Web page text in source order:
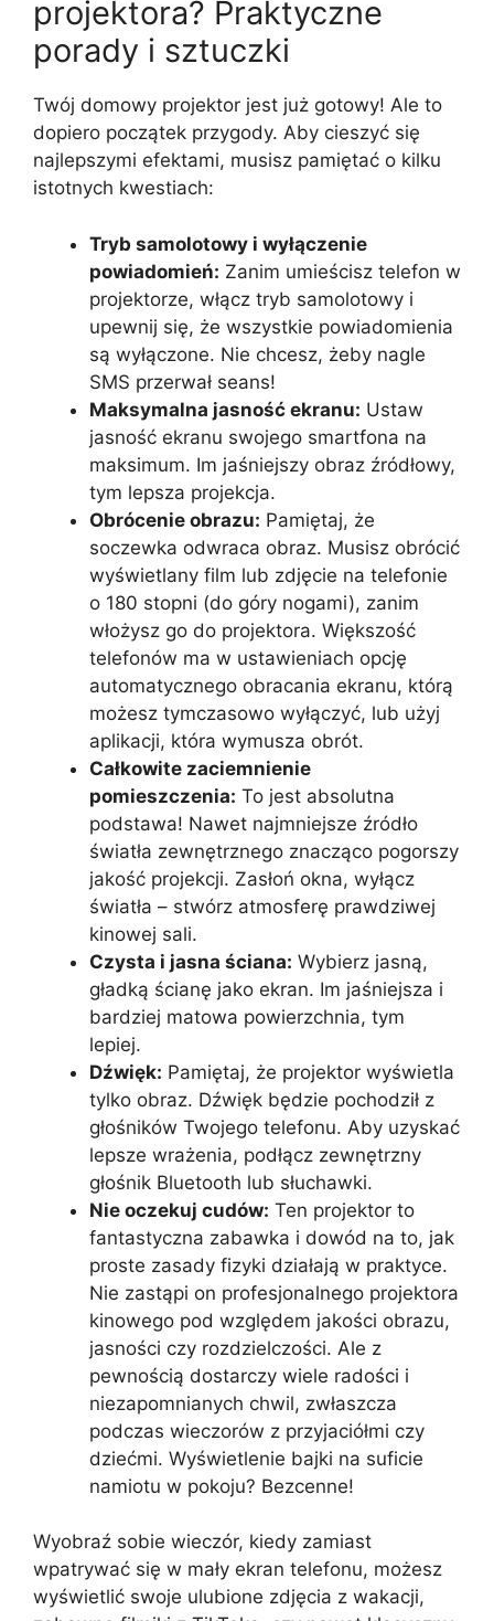
projektora? Praktyczne
porady i sztuczki
Twój domowy projektor jest już gotowy! Ale to
dopiero początek przygody. Aby cieszyć się
najlepszymi efektami, musisz pamiętać o kilku
istotnych kwestiach:
Tryb samolotowy i wyłączenie
powiadomień: Zanim umieścisz telefon w
projektorze, włącz tryb samolotowy i
upewnij się, że wszystkie powiadomienia
są wyłączone. Nie chcesz, żeby nagle
SMS przerwał seans!
Maksymalna jasność ekranu: Ustaw
jasność ekranu swojego smartfona na
maksimum. Im jaśniejszy obraz źródłowy,
tym lepsza projekcja.
Obrócenie obrazu: Pamiętaj, że
soczewka odwraca obraz. Musisz obrócić
wyświetlany film lub zdjęcie na telefonie
o 180 stopni (do góry nogami), zanim
włożysz go do projektora. Większość
telefonów ma w ustawieniach opcję
automatycznego obracania ekranu, którą
możesz tymczasowo wyłączyć, lub użyj
aplikacji, która wymusza obrót.
Całkowite zaciemnienie
pomieszczenia: To jest absolutna
podstawa! Nawet najmniejsze źródło
światła zewnętrznego znacząco pogorszy
jakość projekcji. Zasłoń okna, wyłącz
światła – stwórz atmosferę prawdziwej
kinowej sali.
Czysta i jasna ściana: Wybierz jasną,
gładką ścianę jako ekran. Im jaśniejsza i
bardziej matowa powierzchnia, tym
lepiej.
Dźwięk: Pamiętaj, że projektor wyświetla
tylko obraz. Dźwięk będzie pochodził z
głośników Twojego telefonu. Aby uzyskać
lepsze wrażenia, podłącz zewnętrzny
głośnik Bluetooth lub słuchawki.
Nie oczekuj cudów: Ten projektor to
fantastyczna zabawka i dowód na to, jak
proste zasady fizyki działają w praktyce.
Nie zastąpi on profesjonalnego projektora
kinowego pod względem jakości obrazu,
jasności czy rozdzielczości. Ale z
pewnością dostarczy wiele radości i
niezapomnianych chwil, zwłaszcza
podczas wieczorów z przyjaciółmi czy
dziećmi. Wyświetlenie bajki na suficie
namiotu w pokoju? Bezcenne!
Wyobraź sobie wieczór, kiedy zamiast
wpatrywać się w mały ekran telefonu, możesz
wyświetlić swoje ulubione zdjęcia z wakacji,